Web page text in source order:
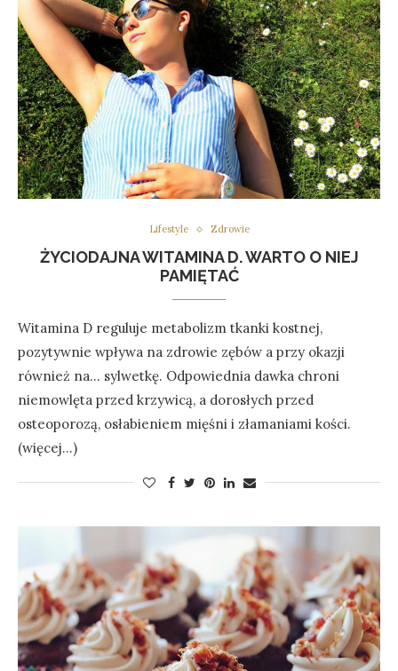
Lifestyle Zdrowie
ŻYCIODAJNA WITAMINA D. WARTO O NIEJ
PAMIĘTAĆ
Witamina D reguluje metabolizm tkanki kostnej,
pozytywnie wpływa na zdrowie zębów a przy okazji
również na… sylwetkę. Odpowiednia dawka chroni
niemowlęta przed krzywicą, a dorosłych przed
osteoporozą, osłabieniem mięśni i złamaniami kości.
(więcej…)